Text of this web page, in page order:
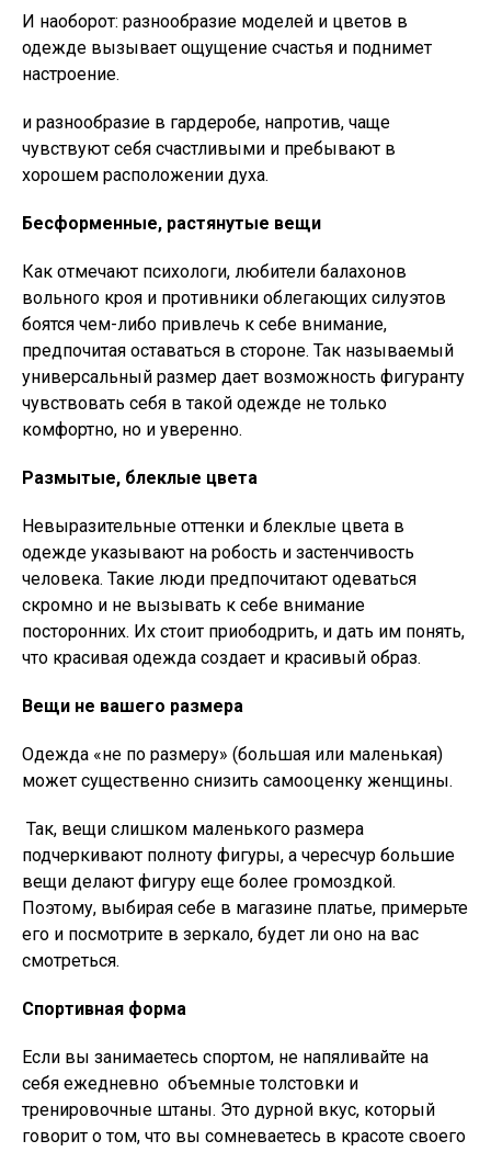
И наоборот: разнообразие моделей и цветов в
одежде вызывает ощущение счастья и поднимет
настроение.
и разнообразие в гардеробе, напротив, чаще
чувствуют себя счастливыми и пребывают в
хорошем расположении духа.
Бесформенные, растянутые вещи
Как отмечают психологи, любители балахонов
вольного кроя и противники облегающих силуэтов
боятся чем-либо привлечь к себе внимание,
предпочитая оставаться в стороне. Так называемый
универсальный размер дает возможность фигуранту
чувствовать себя в такой одежде не только
комфортно, но и уверенно.
Размытые, блеклые цвета
Невыразительные оттенки и блеклые цвета в
одежде указывают на робость и застенчивость
человека. Такие люди предпочитают одеваться
скромно и не вызывать к себе внимание
посторонних. Их стоит приободрить, и дать им понять,
что красивая одежда создает и красивый образ.
Вещи не вашего размера
Одежда «не по размеру» (большая или маленькая)
может существенно снизить самооценку женщины.
Так, вещи слишком маленького размера
подчеркивают полноту фигуры, а чересчур большие
вещи делают фигуру еще более громоздкой.
Поэтому, выбирая себе в магазине платье, примерьте
его и посмотрите в зеркало, будет ли оно на вас
смотреться.
Спортивная форма
Если вы занимаетесь спортом, не напяливайте на
себя ежедневно объемные толстовки и
тренировочные штаны. Это дурной вкус, который
говорит о том, что вы сомневаетесь в красоте своего